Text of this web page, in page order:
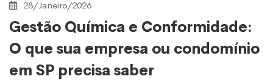
28/Janeiro/2026
Gestão Química e Conformidade:
O que sua empresa ou condomínio
em SP precisa saber